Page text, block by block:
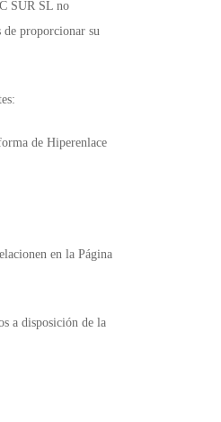
SUR SL no
de proporcionar su
de Hiperenlace
en la Página
a disposición de la